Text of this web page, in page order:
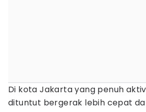
Di kota Jakarta yang penuh
dituntut bergerak lebih cepat